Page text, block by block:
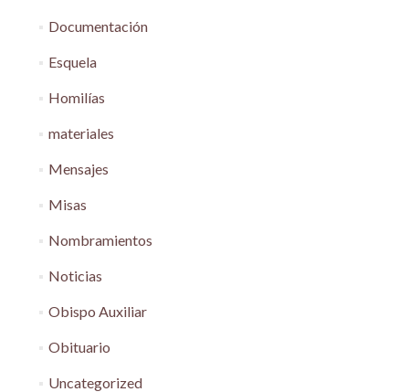
Documentación
Esquela
Homilías
materiales
Mensajes
Misas
Nombramientos
Noticias
Obispo Auxiliar
Obituario
Uncategorized